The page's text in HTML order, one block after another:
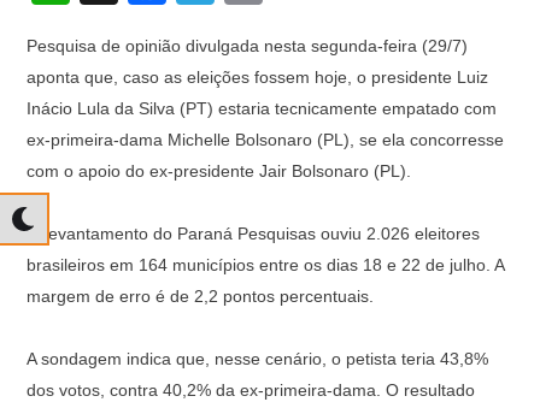
at
s
A
p
p
c
e
b
o
o
k
e
gr
a
m
p
y
Li
n
Pesquisa de opinião divulgada nesta segunda-feira (29/7)
aponta que, caso as eleições fossem hoje, o presidente Luiz
Inácio Lula da Silva (PT) estaria tecnicamente empatado com
ex-primeira-dama Michelle Bolsonaro (PL), se ela concorresse
com o apoio do ex-presidente Jair Bolsonaro (PL).
O levantamento do Paraná Pesquisas ouviu 2.026 eleitores
brasileiros em 164 municípios entre os dias 18 e 22 de julho. A
margem de erro é de 2,2 pontos percentuais.
A sondagem indica que, nesse cenário, o petista teria 43,8%
dos votos, contra 40,2% da ex-primeira-dama. O resultado